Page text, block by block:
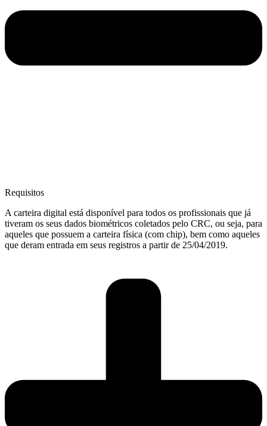
Requisitos
A carteira digital está disponível para todos os profissionais que já
tiveram os seus dados biométricos coletados pelo CRC, ou seja, para
aqueles que possuem a carteira física (com chip), bem como aqueles
que deram entrada em seus registros a partir de 25/04/2019.